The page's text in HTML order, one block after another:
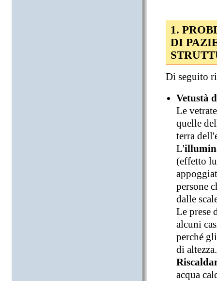
1.
DI
Di seguito
Vetustà
Le
quelle
terra
L'
(effetto
persone
dalle
Le prese
alcuni
perché
di altezza.
acqua